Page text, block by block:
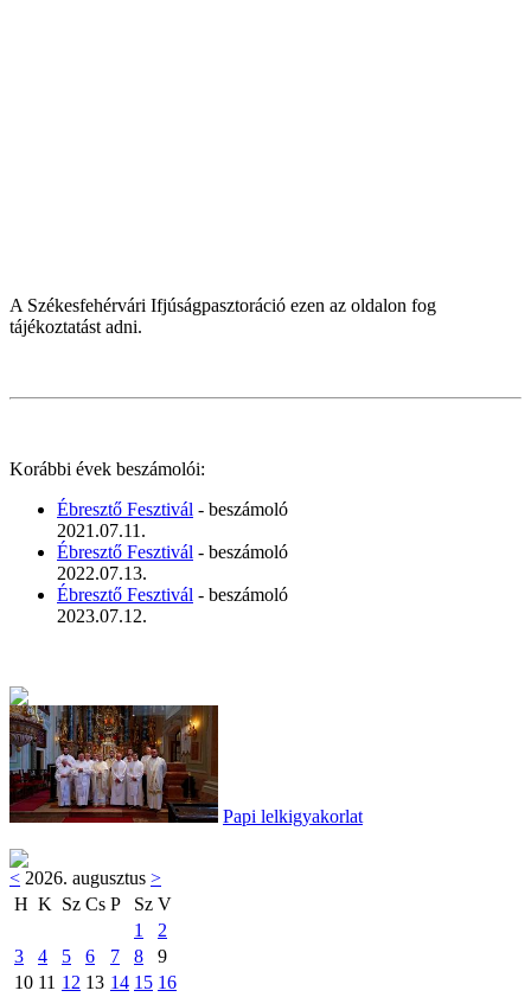
A Székesfehérvári Ifjúságpasztoráció ezen az oldalon fog
tájékoztatást adni.
Korábbi évek beszámolói:
Ébresztő Fesztivál - beszámoló
2021.07.11.
Ébresztő Fesztivál - beszámoló
2022.07.13.
Ébresztő Fesztivál - beszámoló
2023.07.12.
Papi lelkigyakorlat
< 2026. augusztus >
H K Sz Cs P Sz V
1
2
3
4 5 6 7 8
9
10 11 12 13 14 15 16